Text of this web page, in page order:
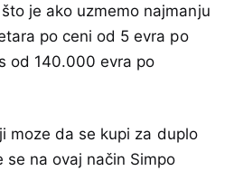
je ako uzmemo najmanju
po ceni od 5 evra po
od 140.000 evra po
moze da se kupi za duplo
se na ovaj način Simpo